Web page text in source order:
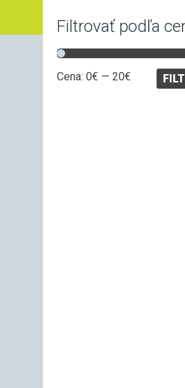
Filtrovať podľa
Minimálna
Maximálna
Cena: 0€ — 20€